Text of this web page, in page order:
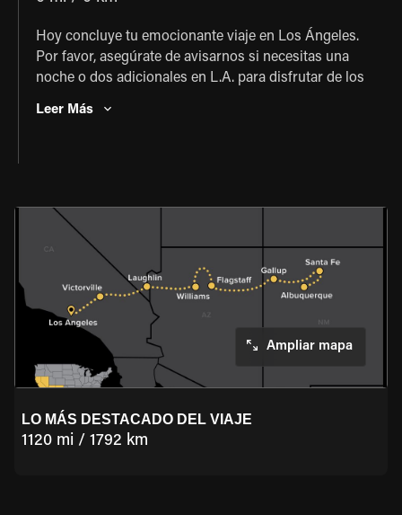
Hoy concluye tu emocionante viaje en Los Ángeles.
Por favor, asegúrate de avisarnos si necesitas una
noche o dos adicionales en L.A. para disfrutar de los
Leer Más
Ampliar mapa
LO MÁS DESTACADO DEL VIAJE
1120 mi / 1792 km